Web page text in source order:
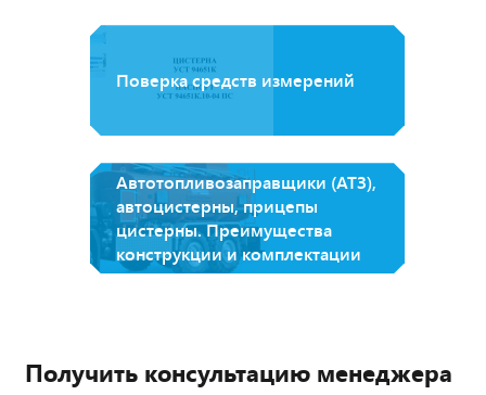
Поверка средств измерений
Автотопливозаправщики (АТЗ),
автоцистерны, прицепы
цистерны. Преимущества
конструкции и комплектации
Получить консультацию менеджера